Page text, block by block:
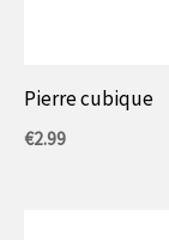
Pierre cubique
€2.99